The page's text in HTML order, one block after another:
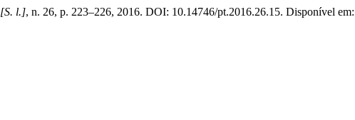
[S. l.], n. 26, p. 223–226, 2016. DOI: 10.14746/pt.2016.26.15. Disponível em: